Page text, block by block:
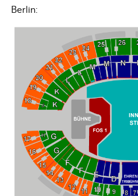
Berlin: